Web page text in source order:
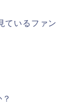
ているファン